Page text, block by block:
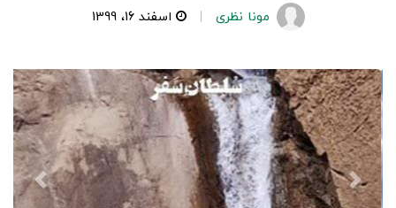
مونا نظری اسفند 16، 1399